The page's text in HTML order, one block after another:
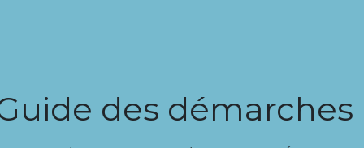
des démarches